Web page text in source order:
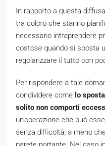
In rapporto a questa
tra coloro che stanno
necessario intraprendere
costose quando si sposta
regolarizzare il tutto con
Per rispondere a tale
condividere come lo
solito non comporti
un’operazione che può
senza difficoltà, a meno